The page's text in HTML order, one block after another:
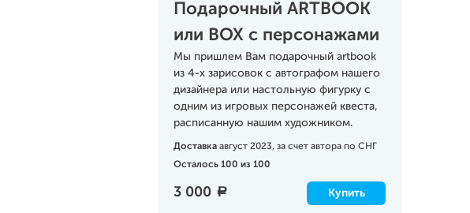
Подарочный ARTBOOK
или BOX c персонажами
Мы пришлем Вам подарочный artbook
из 4-х зарисовок с автографом нашего
дизайнера или настольную фигурку с
одним из игровых персонажей квеста,
расписанную нашим художником.
Доставка август 2023, за счет автора по СНГ
Осталось 100 из 100
3 000 a Купить